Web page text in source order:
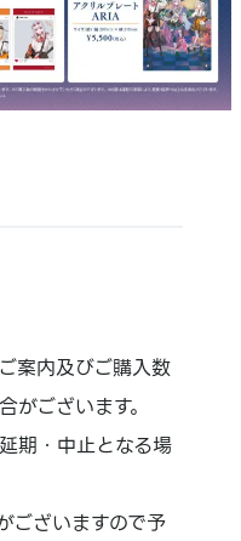
案内及びご購入数
ございます。
期・中止となる場
ございますので予